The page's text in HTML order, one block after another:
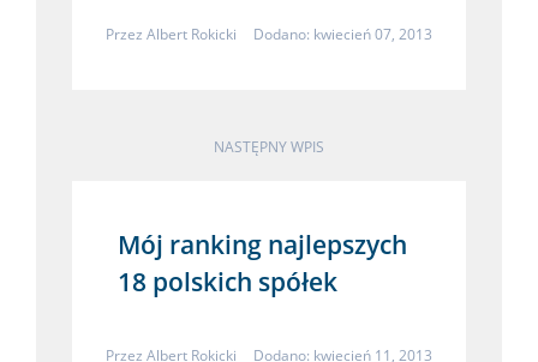
Przez Albert Rokicki Dodano: kwiecień 07, 2013
NASTĘPNY WPIS
Mój ranking najlepszych
18 polskich spółek
Przez Albert Rokicki Dodano: kwiecień 11, 2013